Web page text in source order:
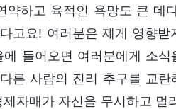
하고 육적인 욕망도 큰 데
고요! 여러분은 제게 영향받
들어오면 여러분에게 소식
른 사람의 진리 추구를 교란
자매가 자신을 무시하고 멀